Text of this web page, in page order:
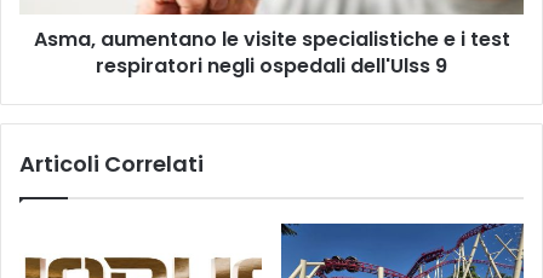
respiratori
negli
Asma, aumentano le visite specialistiche e i test
respiratori negli ospedali dell'Ulss 9
Articoli Correlati